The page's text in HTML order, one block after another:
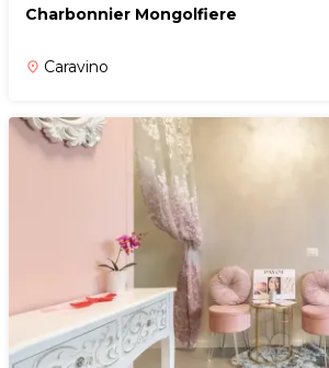
Charbonnier Mongolfiere
place Caravino